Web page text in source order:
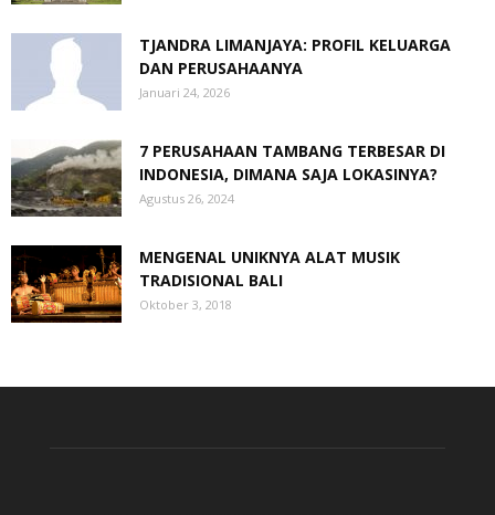
TJANDRA LIMANJAYA: PROFIL KELUARGA
DAN PERUSAHAANYA
Januari 24, 2026
7 PERUSAHAAN TAMBANG TERBESAR DI
INDONESIA, DIMANA SAJA LOKASINYA?
Agustus 26, 2024
MENGENAL UNIKNYA ALAT MUSIK
TRADISIONAL BALI
Oktober 3, 2018